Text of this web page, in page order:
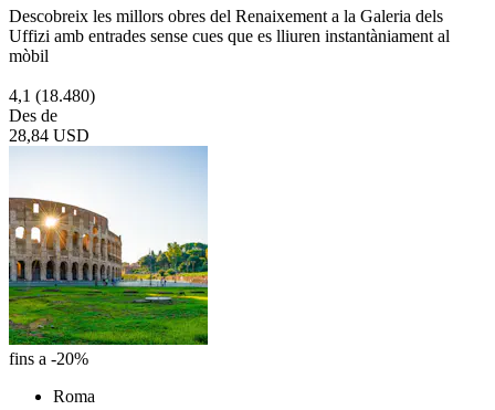
Descobreix les millors obres del Renaixement a la Galeria dels
Uffizi amb entrades sense cues que es lliuren instantàniament al
mòbil
4,1 (18.480)
Des de
28,84 USD
fins a -20%
Roma